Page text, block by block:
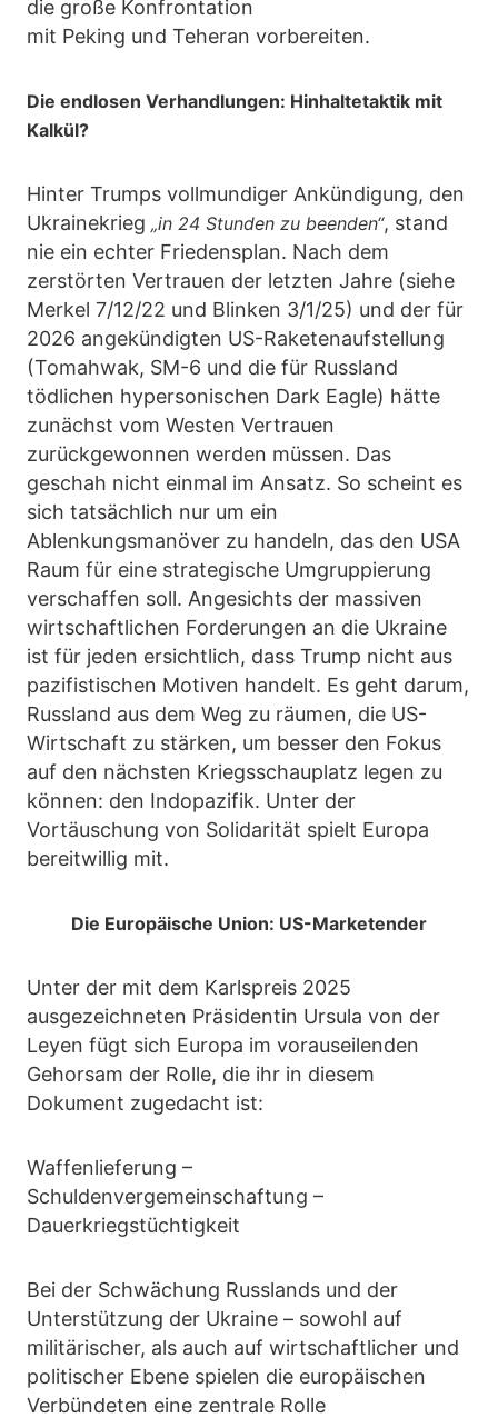
die große Konfrontation
mit Peking und Teheran vorbereiten.
Die endlosen Verhandlungen: Hinhaltetaktik mit
Kalkül?
Hinter Trumps vollmundiger Ankündigung, den
Ukrainekrieg „in 24 Stunden zu beenden“, stand
nie ein echter Friedensplan. Nach dem
zerstörten Vertrauen der letzten Jahre (siehe
Merkel 7/12/22 und Blinken 3/1/25) und der für
2026 angekündigten US-Raketenaufstellung
(Tomahwak, SM-6 und die für Russland
tödlichen hypersonischen Dark Eagle) hätte
zunächst vom Westen Vertrauen
zurückgewonnen werden müssen. Das
geschah nicht einmal im Ansatz. So scheint es
sich tatsächlich nur um ein
Ablenkungsmanöver zu handeln, das den USA
Raum für eine strategische Umgruppierung
verschaffen soll. Angesichts der massiven
wirtschaftlichen Forderungen an die Ukraine
ist für jeden ersichtlich, dass Trump nicht aus
pazifistischen Motiven handelt. Es geht darum,
Russland aus dem Weg zu räumen, die US-
Wirtschaft zu stärken, um besser den Fokus
auf den nächsten Kriegsschauplatz legen zu
können: den Indopazifik. Unter der
Vortäuschung von Solidarität spielt Europa
bereitwillig mit.
Die Europäische Union: US-Marketender
Unter der mit dem Karlspreis 2025
ausgezeichneten Präsidentin Ursula von der
Leyen fügt sich Europa im vorauseilenden
Gehorsam der Rolle, die ihr in diesem
Dokument zugedacht ist:
Waffenlieferung –
Schuldenvergemeinschaftung –
Dauerkriegstüchtigkeit
Bei der Schwächung Russlands und der
Unterstützung der Ukraine – sowohl auf
militärischer, als auch auf wirtschaftlicher und
politischer Ebene spielen die europäischen
Verbündeten eine zentrale Rolle